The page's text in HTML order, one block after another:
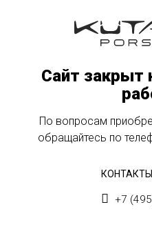
Сайт закрыт
По вопросам
обращайтесь по
+7